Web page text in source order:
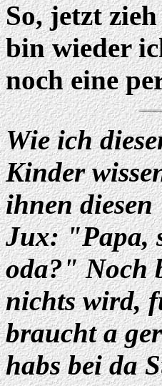
So, jetzt
bin wieder
noch eine
Wie ich
Kinder
ihnen diesen
Jux: "Papa,
oda?" Noch
nichts wird,
braucht a
habs bei da